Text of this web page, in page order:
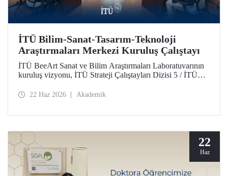
İTÜ Bilim-Sanat-Tasarım-Teknoloji
Araştırmaları Merkezi Kuruluş Çalıştayı
İTÜ BeeArt Sanat ve Bilim Araştırmaları Laboratuvarının
kuruluş vizyonu, İTÜ Strateji Çalıştayları Dizisi 5 / İTÜ
Kuruluş Çalıştayı’nda değerlendirildi.
22 Haz 2026 Akademik
22
Haz